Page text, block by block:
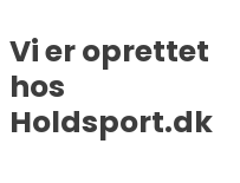
Vi er oprettet
hos
Holdsport.dk